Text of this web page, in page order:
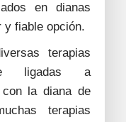
en dianas
y fiable opción.
terapias
ligadas a
con la diana de
terapias